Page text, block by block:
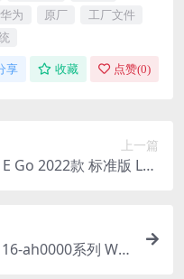
华为 原厂
工厂文件
享 收藏 点赞(0)
上一篇
Go 2022款 标准版 LTE
ah0000系列 Win